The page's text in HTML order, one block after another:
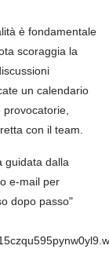
è fondamentale
scoraggia la
un calendario
con il team.
guidata dalla
e-mail per
dopo passo"